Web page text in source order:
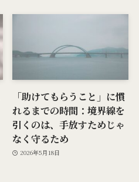
「助けてもらうこと」に慣
れるまでの時間：境界線を
引くのは、手放すためじゃ
なく守るため
2026年5月18日